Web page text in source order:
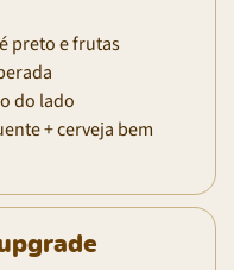
preto e frutas
do lado
+ cerveja bem